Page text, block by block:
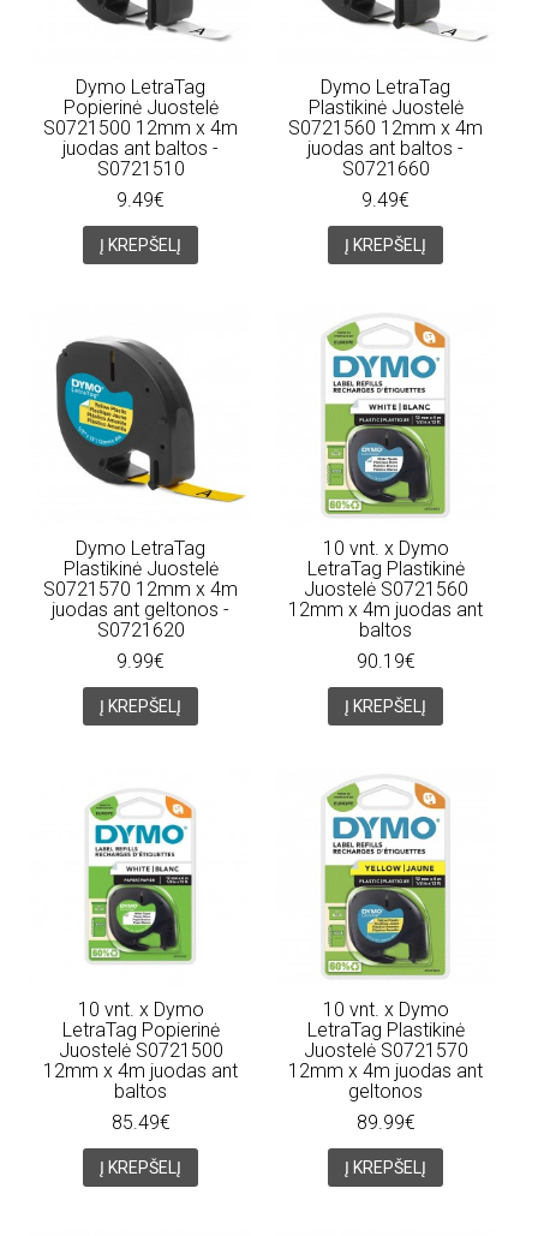
Dymo LetraTag
Popierinė Juostelė
S0721500 12mm x 4m
juodas ant baltos -
S0721510
9.49€
Į KREPŠELĮ
Dymo LetraTag
Plastikinė Juostelė
S0721560 12mm x 4m
juodas ant baltos -
S0721660
9.49€
Į KREPŠELĮ
Dymo LetraTag
Plastikinė Juostelė
S0721570 12mm x 4m
juodas ant geltonos -
S0721620
9.99€
Į KREPŠELĮ
10 vnt. x Dymo
LetraTag Plastikinė
Juostelė S0721560
12mm x 4m juodas ant
baltos
90.19€
Į KREPŠELĮ
10 vnt. x Dymo
LetraTag Popierinė
Juostelė S0721500
12mm x 4m juodas ant
baltos
85.49€
Į KREPŠELĮ
10 vnt. x Dymo
LetraTag Plastikinė
Juostelė S0721570
12mm x 4m juodas ant
geltonos
89.99€
Į KREPŠELĮ